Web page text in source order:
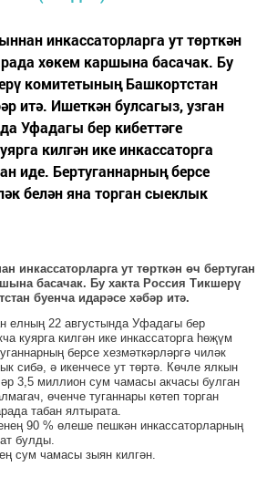
инкассаторларга ут төрткән
хөкем каршына басачак. Бу
комитетының Башкортстан
итә. Ишеткән булсагыз, узган
Уфадагы бер кибеттәге
килгән ике инкассаторга
иде. Бертуганнарның берсе
белән яна торган сыеклык
инкассаторларга ут төрткән өч бертуган
басачак. Бу хакта Россия Тикшерү
буенча идарәсе хәбәр итә.
елның 22 августында Уфадагы бер
куярга килгән ике инкассаторга һөҗүм
берсе хезмәткәрләргә чиләк
сибә, ә икенчесе ут төртә. Көчле ялкын
3,5 миллион сум чамасы акчасы булган
өченче туганнары көтеп торган
табан ялтырата.
90 % өлеше пешкән инкассаторларның
булды.
сум чамасы зыян килгән.